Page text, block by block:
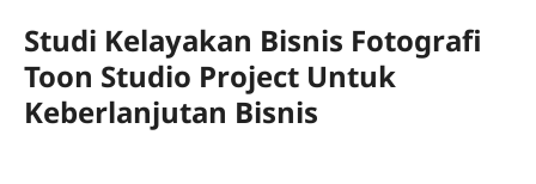
Studi Kelayakan Bisnis Fotografi
Toon Studio Project Untuk
Keberlanjutan Bisnis